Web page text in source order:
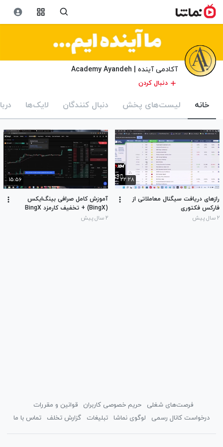
آکادمی آینده | Academy Ayandeh
دنبال کردن
خانه لیست‌های پخش دنبال کنندگان لایک‌ها
۲۲:۲۸
رازهای دریافت سیگنال معاملاتی از
فارکس فکتوری
۲ سال پیش
۱۵:۵۶
آموزش کامل صرافی بینگ‌ایکس
(BingX) + تخفیف کارمزد BingX
۲ سال پیش
فرصت‌های شغلی حریم خصوصی کاربران
قوانین و مقررات
درخواست کانال رسمی
لوگوی نماشا تبلیغات گزارش تخلف تماس با ما